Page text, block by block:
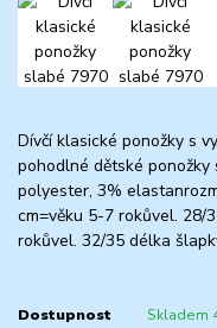
Dívčí klasické ponožky s
pohodlné dětské
polyester, 3%
cm=věku 5-7 rokůvel. 28/
rokůvel. 32/35 délka
Dostupnost Skladem